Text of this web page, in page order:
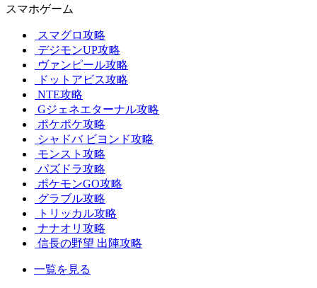
スマホゲーム
スマグロ攻略
デジモンUP攻略
ヴァンピール攻略
ドットアビス攻略
NTE攻略
Gジェネエターナル攻略
ポケポケ攻略
シャドバ ビヨンド攻略
モンスト攻略
パズドラ攻略
ポケモンGO攻略
グラブル攻略
トリッカル攻略
ナナオリ攻略
信長の野望 出陣攻略
一覧を見る